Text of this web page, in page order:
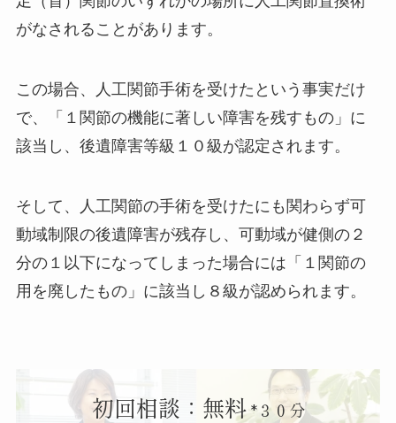
がなされることがあります。
この場合、人工関節手術を受けたという事実だけ
で、「１関節の機能に著しい障害を残すもの」に
該当し、後遺障害等級１０級が認定されます。
そして、人工関節の手術を受けたにも関わらず可
動域制限の後遺障害が残存し、可動域が健側の２
分の１以下になってしまった場合には「１関節の
用を廃したもの」に該当し８級が認められます。
初回相談：無料*３０分